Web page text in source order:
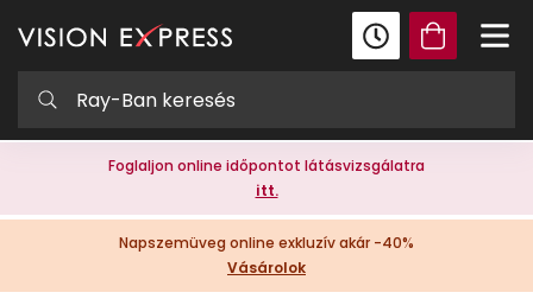
Foglaljon online időpontot látásvizsgálatra
itt.
Napszemüveg online exkluzív akár -40%
Vásárolok